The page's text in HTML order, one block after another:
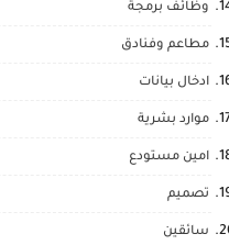
وظائف برمجة
مطاعم وفنادق
ادخال بيانات
موارد بشرية
امين مستودع
تصميم
سائقين